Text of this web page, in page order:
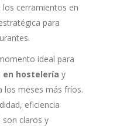
cerramientos en
para
ideal para
hostelería y
los meses más fríos.
eficiencia
son claros y